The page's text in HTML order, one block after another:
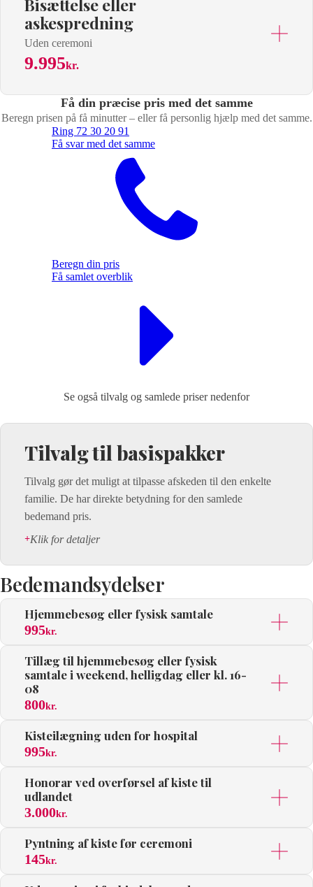
Bisættelse eller
askespredning
Uden ceremoni
9.995kr.
Få din præcise pris med det samme
Beregn prisen på få minutter – eller få personlig hjælp med det samme.
Ring 72 30 20 91
Få svar med det samme
Beregn din pris
Få samlet overblik
Se også tilvalg og samlede priser nedenfor
Tilvalg til basispakker
Tilvalg gør det muligt at tilpasse afskeden til den enkelte
familie. De har direkte betydning for den samlede
bedemand pris.
Klik for detaljer
Bedemandsydelser
Hjemmebesøg eller fysisk samtale
995kr.
Tillæg til hjemmebesøg eller fysisk
samtale i weekend, helligdag eller kl. 16-
08
800kr.
Kisteilægning uden for hospital
995kr.
Honorar ved overførsel af kiste til
udlandet
3.000kr.
Pyntning af kiste før ceremoni
145kr.